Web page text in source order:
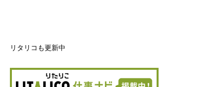
リタリコも更新中